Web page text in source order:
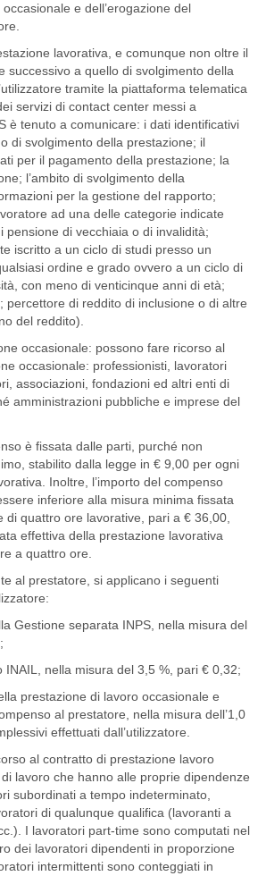
e dell’erogazione del
lavorativa, e comunque non oltre il
successivo a quello di svolgimento della
tramite la piattaforma telematica
servizi di contact center messi a
è tenuto a comunicare: i dati identificativi
di svolgimento della prestazione; il
per il pagamento della prestazione; la
l’ambito di svolgimento della
per la gestione del rapporto;
ad una delle categorie indicate
pensione di vecchiaia o di invalidità;
iscritto a un ciclo di studi presso un
ordine e grado ovvero a un ciclo di
con meno di venticinque anni di età;
percettore di reddito di inclusione o di altre
del reddito).
occasionale: possono fare ricorso al
occasionale: professionisti, lavoratori
associazioni, fondazioni ed altri enti di
amministrazioni pubbliche e imprese del
è fissata dalle parti, purché non
stabilito dalla legge in € 9,00 per ogni
Inoltre, l’importo del compenso
inferiore alla misura minima fissata
di quattro ore lavorative, pari a € 36,00,
effettiva della prestazione lavorativa
a quattro ore.
al prestatore, si applicano i seguenti
Gestione separata INPS, nella misura del
INAIL, nella misura del 3,5 %, pari € 0,32;
prestazione di lavoro occasionale e
al prestatore, nella misura dell’1,0
effettuati dall’utilizzatore.
al contratto di prestazione lavoro
lavoro che hanno alle proprie dipendenze
subordinati a tempo indeterminato,
di qualunque qualifica (lavoranti a
I lavoratori part-time sono computati nel
dei lavoratori dipendenti in proporzione
intermittenti sono conteggiati in